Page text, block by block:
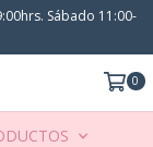
Sábado 11:00-
0